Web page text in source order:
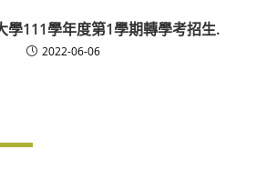
學111學年度第1學期轉學考招生.
2022-06-06